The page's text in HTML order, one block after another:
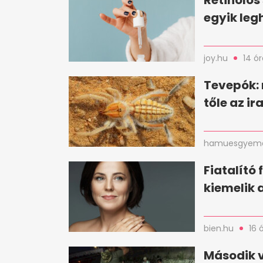
egyik
joy.hu 14
tőle az
Fiatalító
kiemelik
bien.hu 16
Második